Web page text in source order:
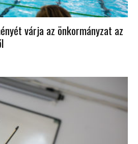
várja az önkormányzat az